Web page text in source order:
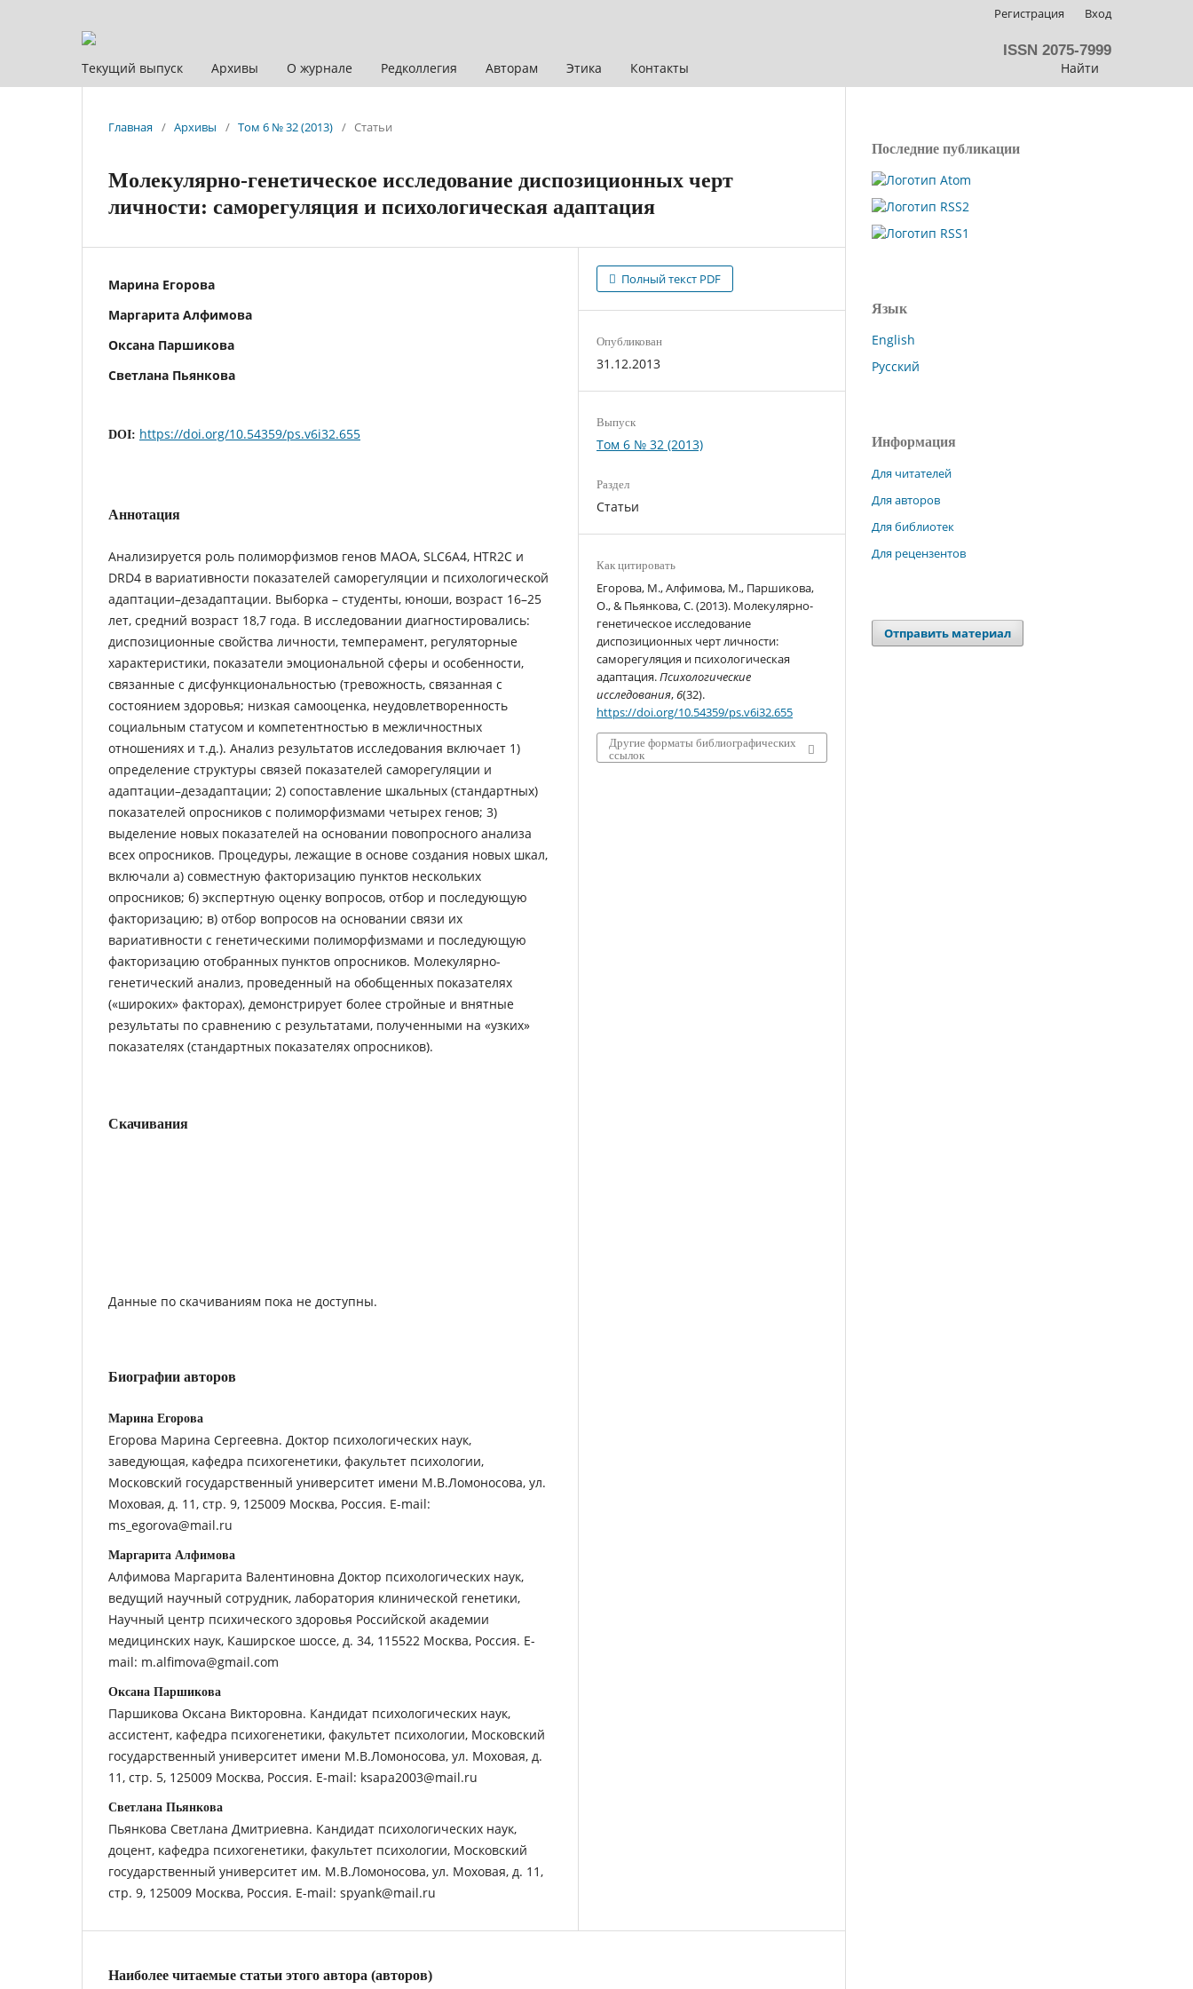
Текущий выпуск Архивы О журнале Редколлегия Авторам Этика Контакты Найти
Регистрация Вход
ISSN 2075-7999
Главная / Архивы / Том 6 № 32 (2013) / Статьи
Молекулярно-генетическое исследование диспозиционных черт
личности: саморегуляция и психологическая адаптация
Марина Егорова
Маргарита Алфимова
Оксана Паршикова
Светлана Пьянкова
DOI: https://doi.org/10.54359/ps.v6i32.655
Аннотация
Анализируется роль полиморфизмов генов МАОА, SLC6A4, HTR2С и
DRD4 в вариативности показателей саморегуляции и психологической
адаптации–дезадаптации. Выборка – студенты, юноши, возраст 16–25
лет, средний возраст 18,7 года. В исследовании диагностировались:
диспозиционные свойства личности, темперамент, регуляторные
характеристики, показатели эмоциональной сферы и особенности,
связанные с дисфункциональностью (тревожность, связанная с
состоянием здоровья; низкая самооценка, неудовлетворенность
социальным статусом и компетентностью в межличностных
отношениях и т.д.). Анализ результатов исследования включает 1)
определение структуры связей показателей саморегуляции и
адаптации–дезадаптации; 2) сопоставление шкальных (стандартных)
показателей опросников с полиморфизмами четырех генов; 3)
выделение новых показателей на основании повопросного анализа
всех опросников. Процедуры, лежащие в основе создания новых шкал,
включали а) совместную факторизацию пунктов нескольких
опросников; б) экспертную оценку вопросов, отбор и последующую
факторизацию; в) отбор вопросов на основании связи их
вариативности с генетическими полиморфизмами и последующую
факторизацию отобранных пунктов опросников. Молекулярно-
генетический анализ, проведенный на обобщенных показателях
(«широких» факторах), демонстрирует более стройные и внятные
результаты по сравнению с результатами, полученными на «узких»
показателях (стандартных показателях опросников).
Скачивания
Данные по скачиваниям пока не доступны.
Биографии авторов
Марина Егорова
Егорова Марина Сергеевна. Доктор психологических наук,
заведующая, кафедра психогенетики, факультет психологии,
Московский государственный университет имени М.В.Ломоносова, ул.
Моховая, д. 11, стр. 9, 125009 Москва, Россия. E-mail:
ms_egorova@mail.ru
Маргарита Алфимова
Алфимова Маргарита Валентиновна Доктор психологических наук,
ведущий научный сотрудник, лаборатория клинической генетики,
Научный центр психического здоровья Российской академии
медицинских наук, Каширское шоссе, д. 34, 115522 Москва, Россия. E-
mail: m.alfimova@gmail.com
Оксана Паршикова
Паршикова Оксана Викторовна. Кандидат психологических наук,
ассистент, кафедра психогенетики, факультет психологии, Московский
государственный университет имени М.В.Ломоносова, ул. Моховая, д.
11, стр. 5, 125009 Москва, Россия. E-mail: ksapa2003@mail.ru
Светлана Пьянкова
Пьянкова Светлана Дмитриевна. Кандидат психологических наук,
доцент, кафедра психогенетики, факультет психологии, Московский
государственный университет им. М.В.Ломоносова, ул. Моховая, д. 11,
стр. 9, 125009 Москва, Россия. E-mail: spyank@mail.ru
Полный текст PDF
Опубликован
31.12.2013
Выпуск
Том 6 № 32 (2013)
Раздел
Статьи
Как цитировать
Егорова, М., Алфимова, М., Паршикова,
О., & Пьянкова, С. (2013). Молекулярно-
генетическое исследование
диспозиционных черт личности:
саморегуляция и психологическая
адаптация.Психологические
исследования,6(32).
https://doi.org/10.54359/ps.v6i32.655
Другие форматы библиографических
ссылок
Наиболее читаемые статьи этого автора (авторов)
Последние публикации
Язык
English
Русский
Информация
Для читателей
Для авторов
Для библиотек
Для рецензентов
Отправить материал